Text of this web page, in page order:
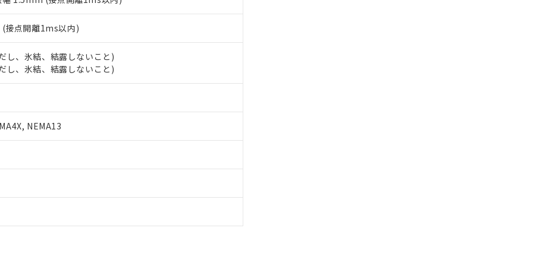
(接点開離1ms以内)
、氷結、結露しないこと)
、氷結、結露しないこと)
NEMA13